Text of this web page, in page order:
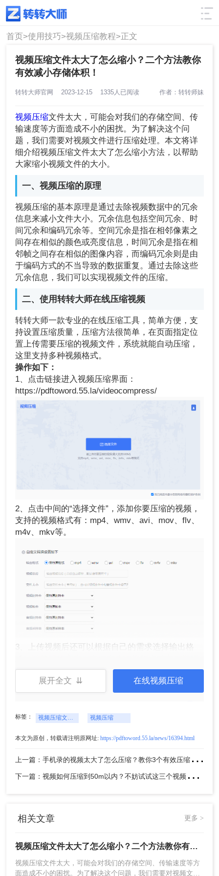
使用技巧 筛选
首页>使用技巧>视频压缩教程>正文
视频压缩文件太大了怎么缩小？二个方法教你
有效减小存储体积！
转转大师官网 2023-12-15 1335人已阅读 作者：转转师妹
视频压缩文件太大，可能会对我们的存储空间、传
输速度等方面造成不小的困扰。为了解决这个问
题，我们需要对视频文件进行压缩处理。本文将详
细介绍视频压缩文件太大了怎么缩小方法，以帮助
大家缩小视频文件的大小。
一、视频压缩的原理
视频压缩的基本原理是通过去除视频数据中的冗余
信息来减小文件大小。冗余信息包括空间冗余、时
间冗余和编码冗余等。空间冗余是指在相邻像素之
间存在相似的颜色或亮度信息，时间冗余是指在相
邻帧之间存在相似的图像内容，而编码冗余则是由
于编码方式的不当导致的数据重复。通过去除这些
冗余信息，我们可以实现视频文件的压缩。
二、使用转转大师在线压缩视频
转转大师一款专业的在线压缩工具，简单方便，支
持设置压缩质量，压缩方法很简单，在页面指定位
置上传需要压缩的视频文件，系统就能自动压缩，
这里支持多种视频格式。
操作如下：
1、点击链接进入视频压缩界面：
https://pdftoword.55.la/videocompress/
2、点击中间的“选择文件”，添加你要压缩的视频，
支持的视频格式有：mp4、wmv、avi、mov、flv、
m4v、mkv等。
3、上传视频后还可以根据自己的需求选择输出格
帧率、音频比特率、音频采样率。设置完成后点击
开始压缩。展开全文 ⇊ 在线视频压缩
标签： 视频压缩文件太大了怎么缩小 视频压缩
本文为原创，转载请注明原网址: https://pdftoword.55.la/news/16394.html
上
一篇：手机录的视频太大了怎么压缩？教你3个有效压缩方法！
下
一篇：视频如何压缩到50m以内？不妨试试这三个视频压缩方法！
相关文章 更多 >
视频压缩文件太大了怎么缩小？二个方法教你有效减小存储体积！
视频压缩文件太大，可能会对我们的存储空间、传输速度等方
面造成不小的困扰。为了解决这个问题，我们需要对视频文件